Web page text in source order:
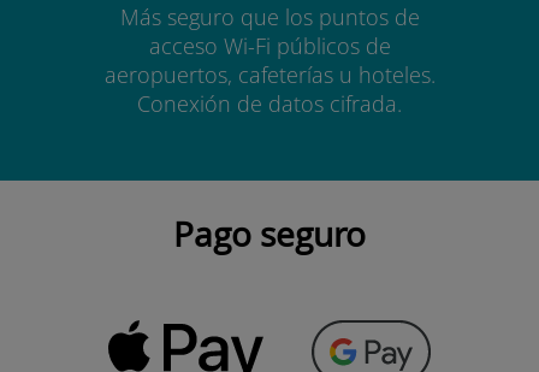
Más seguro que los puntos de
acceso Wi-Fi públicos de
aeropuertos, cafeterías u hoteles.
Conexión de datos cifrada.
Pago seguro